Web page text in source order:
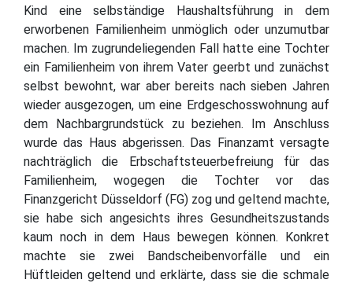
Kind eine selbständige Haushaltsführung in dem
erworbenen Familienheim unmöglich oder unzumutbar
machen. Im zugrundeliegenden Fall hatte eine Tochter
ein Familienheim von ihrem Vater geerbt und zunächst
selbst bewohnt, war aber bereits nach sieben Jahren
wieder ausgezogen, um eine Erdgeschosswohnung auf
dem Nachbargrundstück zu beziehen. Im Anschluss
wurde das Haus abgerissen. Das Finanzamt versagte
nachträglich die Erbschaftsteuerbefreiung für das
Familienheim, wogegen die Tochter vor das
Finanzgericht Düsseldorf (FG) zog und geltend machte,
sie habe sich angesichts ihres Gesundheitszustands
kaum noch in dem Haus bewegen können. Konkret
machte sie zwei Bandscheibenvorfälle und ein
Hüftleiden geltend und erklärte, dass sie die schmale